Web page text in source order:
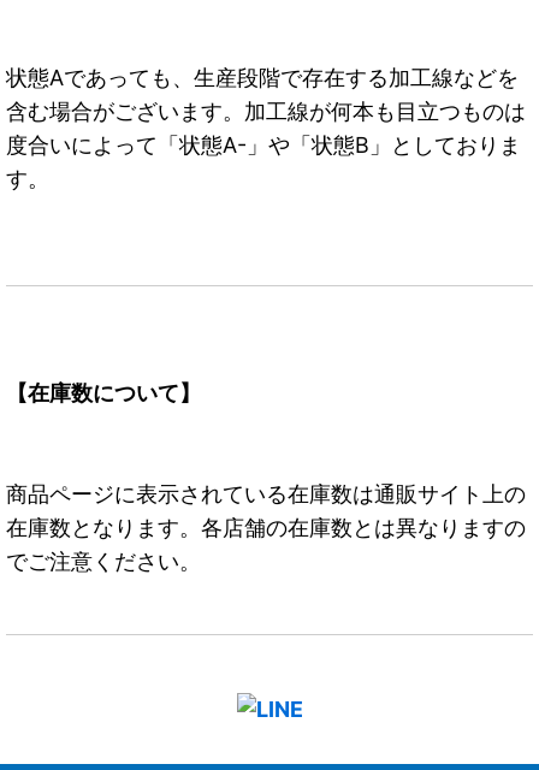
状態Aであっても、生産段階で存在する加工線などを
含む場合がございます。加工線が何本も目立つものは
度合いによって「状態A-」や「状態B」としておりま
す。
【在庫数について】
商品ページに表示されている在庫数は通販サイト上の
在庫数となります。各店舗の在庫数とは異なりますの
でご注意ください。